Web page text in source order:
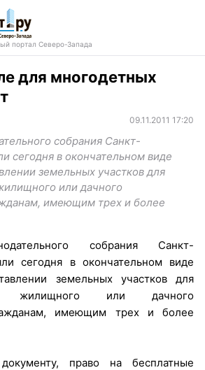
портал Северо-Запада
для многодетных
09.11.2011 17:20
собрания Санкт-
сегодня в окончательном виде
земельных участков для
или дачного
имеющим трех и более
собрания Санкт-
сегодня в окончательном виде
земельных участков для
жилищного или дачного
имеющим трех и более
право на бесплатные